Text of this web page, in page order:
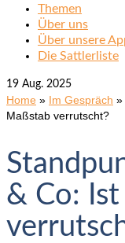
Themen
Über uns
Über unsere
Die Sattlerliste
19 Aug. 2025
Home » Im Gespräch »
Maßstab verrutscht?
& Co: